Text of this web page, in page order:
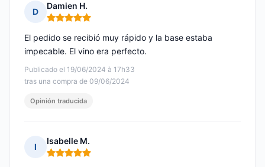
D
Damien H.
Nota: 5 de 5
Publicado el 19/06/2024 à 17h33
tras una compra de 09/06/2024
El pedido se recibió muy rápido y la base estaba
impecable. El vino era perfecto.
Opinión traducida
I
Isabelle M.
Nota: 5 de 5